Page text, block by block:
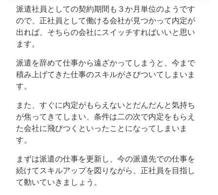
派遣社員としての契約期間も３か月単位のようです
ので、正社員として働ける会社が見つかって内定が
出れば、そちらの会社にスイッチすればいいと思い
ます。
派遣を辞めて仕事から遠ざかってしまうと、今まで
積み上げてきた仕事のスキルがさびついてしまいま
す。
また、すぐに内定がもらえないとだんだんと気持ち
が焦ってきてしまい、条件は二の次で内定をもらえ
た会社に飛びつくといったことになってしまいま
す。
まずは派遣の仕事を更新し、今の派遣先での仕事を
続けてスキルアップを図りながら、正社員を目指し
て動いていきましょう。